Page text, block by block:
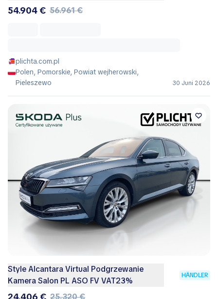
54.904 € 56.961 €
plichta.com.pl
Polen, Pomorskie, Powiat wejherowski,
Pieleszewo
30 Juni 2026
Style Alcantara Virtual Podgrzewanie
Kamera Salon PL ASO FV VAT23%
HÄNDLER
25.320 €